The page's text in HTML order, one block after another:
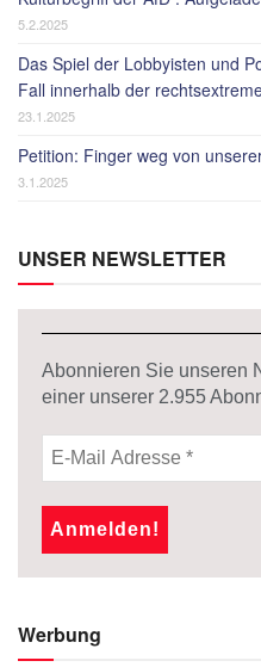
5.2.2025
Das Spiel der Lobbyisten und
Fall innerhalb der
23.1.2025
Petition: Finger weg von
3.1.2025
UNSER NEWSLETTER
Abonnieren Sie unseren
einer unserer 2.955
Werbung